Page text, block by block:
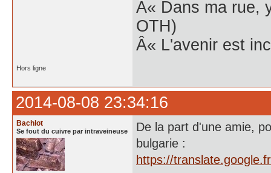
Â« Dans ma rue,
OTH)
Â« L'avenir est
Hors ligne
2014-08-08 23:34:16
Bachlot
Se fout du cuivre par intraveineuse
De la part d'une amie,
bulgarie :
https://